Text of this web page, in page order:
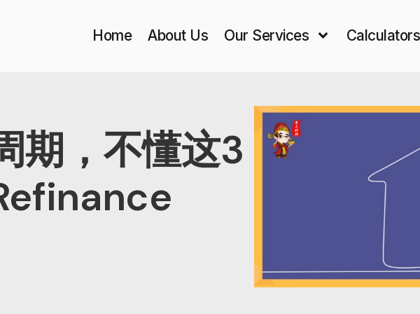
Home About Us Our Services Calculators
期，不懂这3